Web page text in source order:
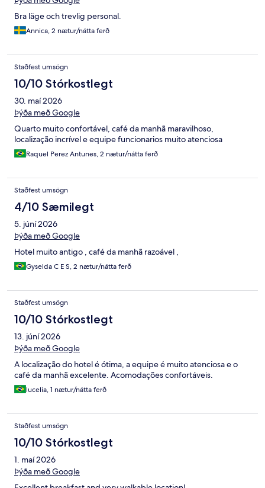
Bra läge och trevlig personal.
Annica, 2 nætur/nátta ferð
Staðfest umsögn
10/10 Stórkostlegt
30. maí 2026
Þýða með Google
Quarto muito confortável, café da manhã maravilhoso,
localização incrível e equipe funcionarios muito atenciosa
Raquel Perez Antunes, 2 nætur/nátta ferð
Staðfest umsögn
4/10 Sæmilegt
5. júní 2026
Þýða með Google
Hotel muito antigo , café da manhã razoável ,
Gyselda C E S, 2 nætur/nátta ferð
Staðfest umsögn
10/10 Stórkostlegt
13. júní 2026
Þýða með Google
A localização do hotel é ótima, a equipe é muito atenciosa e o
café da manhã excelente. Acomodações confortáveis.
lucelia, 1 nætur/nátta ferð
Staðfest umsögn
10/10 Stórkostlegt
1. maí 2026
Þýða með Google